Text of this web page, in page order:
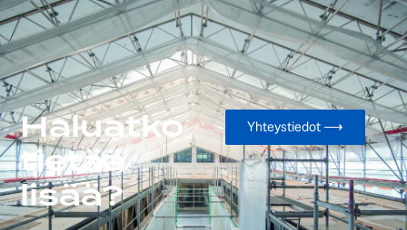
Haluatko
tietää
lisää?
Yhteystiedot ⟶